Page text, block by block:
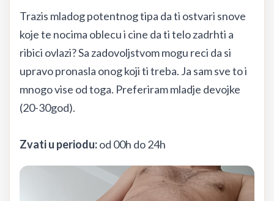
Trazis mladog potentnog tipa da ti ostvari snove
koje te nocima oblecu i cine da ti telo zadrhti a
ribici ovlazi? Sa zadovoljstvom mogu reci da si
upravo pronasla onog koji ti treba. Ja sam sve to i
mnogo vise od toga. Preferiram mladje devojke
(20-30god).
Zvati u periodu:od 00h do 24h